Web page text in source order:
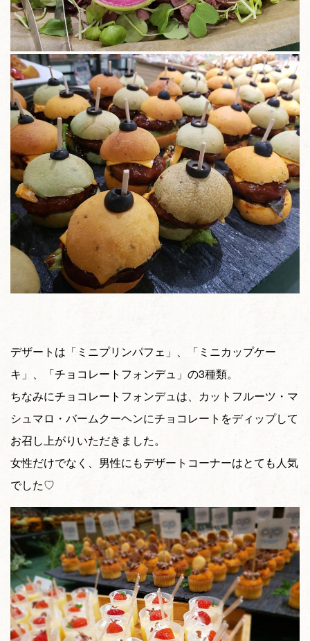
デザートは「ミニプリンパフェ」、「ミニカップケー
キ」、「チョコレートフォンデュ」の3種類。
ちなみにチョコレートフォンデュは、カットフルーツ・マ
シュマロ・バームクーヘンにチョコレートをディップして
お召し上がりいただきました。
女性だけでなく、男性にもデザートコーナーはとても人気
でした♡